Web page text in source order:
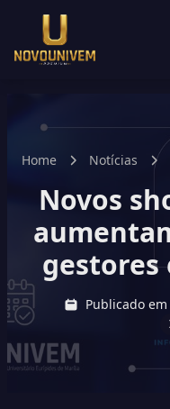
Home Notícias
Novos
gestores
Publicado